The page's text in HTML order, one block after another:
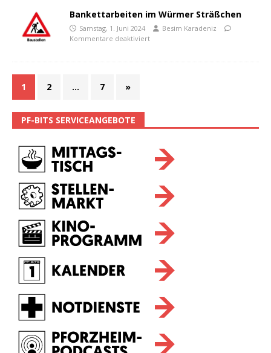
Bankettarbeiten im Würmer Sträßchen
Samstag, 1. Juni 2024
Besim Karadeniz
Kommentare deaktiviert
1 2 … 7 »
PF-BITS SERVICEANGEBOTE